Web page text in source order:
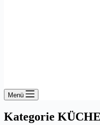
Menü
Kategorie